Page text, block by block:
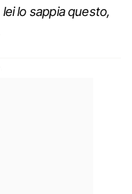
lo sappia questo,